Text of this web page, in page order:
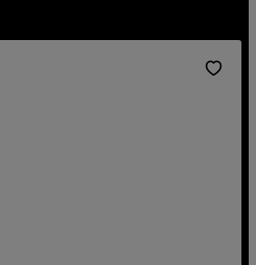
valokuva- ja